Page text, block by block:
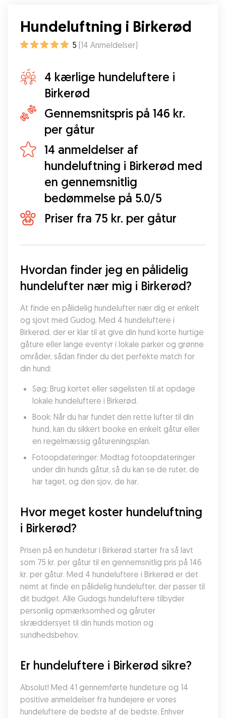
Hundeluftning i Birkerød
5 (14 Anmeldelser)
4 kærlige hundeluftere i
Birkerød
Gennemsnitspris på 146 kr.
per gåtur
14 anmeldelser af
hundeluftning i Birkerød med
en gennemsnitlig
bedømmelse på 5.0/5
Priser fra 75 kr. per gåtur
Hvordan finder jeg en pålidelig
hundelufter nær mig i Birkerød?
At finde en pålidelig hundelufter nær dig er enkelt
og sjovt med Gudog. Med 4 hundeluftere i
Birkerød, der er klar til at give din hund korte hurtige
gåture eller lange eventyr i lokale parker og grønne
områder, sådan finder du det perfekte match for
din hund:
Søg: Brug kortet eller søgelisten til at opdage
lokale hundeluftere i Birkerød.
Book: Når du har fundet den rette lufter til din
hund, kan du sikkert booke en enkelt gåtur eller
en regelmæssig gåtureningsplan.
Fotoopdateringer: Modtag fotoopdateringer
under din hunds gåtur, så du kan se de ruter, de
har taget, og den sjov, de har.
Hvor meget koster hundeluftning
i Birkerød?
Prisen på en hundetur i Birkerød starter fra så lavt
som 75 kr. per gåtur til en gennemsnitlig pris på 146
kr. per gåtur. Med 4 hundeluftere i Birkerød er det
nemt at finde en pålidelig hundelufter, der passer til
dit budget. Alle Gudogs hundeluftere tilbyder
personlig opmærksomhed og gåruter
skræddersyet til din hunds motion og
sundhedsbehov.
Er hundeluftere i Birkerød sikre?
Absolut! Med 41 gennemførte hundeture og 14
positive anmeldelser fra hundejere er vores
hundeluftere de bedste af de bedste. Enhver